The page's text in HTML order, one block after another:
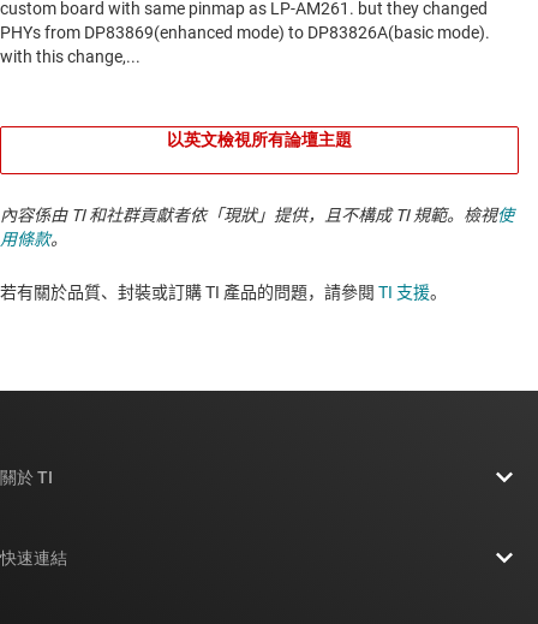
以英文檢視所有論壇主題
內容係由 TI 和社群貢獻者依「現狀」提供，且不構成 TI 規範。檢視使
用條款。
若有關於品質、封裝或訂購 TI 產品的問題，請參閱 TI 支援。​​​​​​​​​​​​​​
關於 TI
快速連結